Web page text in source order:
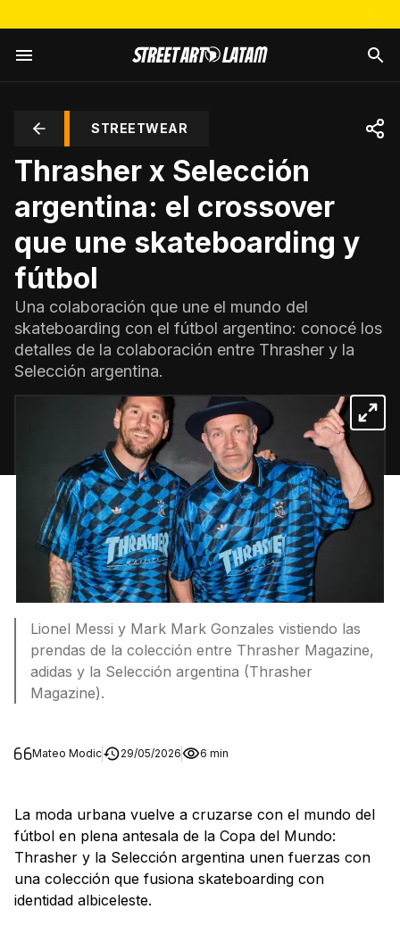
STREETWEAR
Thrasher x Selección
argentina: el crossover
que une skateboarding y
fútbol
Una colaboración que une el mundo del
skateboarding con el fútbol argentino: conocé los
detalles de la colaboración entre Thrasher y la
Selección argentina.
Lionel Messi y Mark Mark Gonzales vistiendo las
prendas de la colección entre Thrasher Magazine,
adidas y la Selección argentina (Thrasher
Magazine).
Mateo Modic 29/05/2026 6 min
La moda urbana vuelve a cruzarse con el mundo del
fútbol en plena antesala de la Copa del Mundo:
Thrasher y la Selección argentina unen fuerzas con
una colección que fusiona skateboarding con
identidad albiceleste.